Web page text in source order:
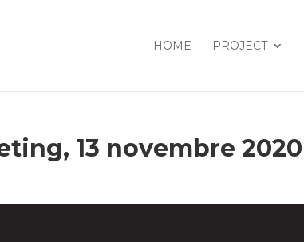
HOME PROJECT
13 novembre 2020